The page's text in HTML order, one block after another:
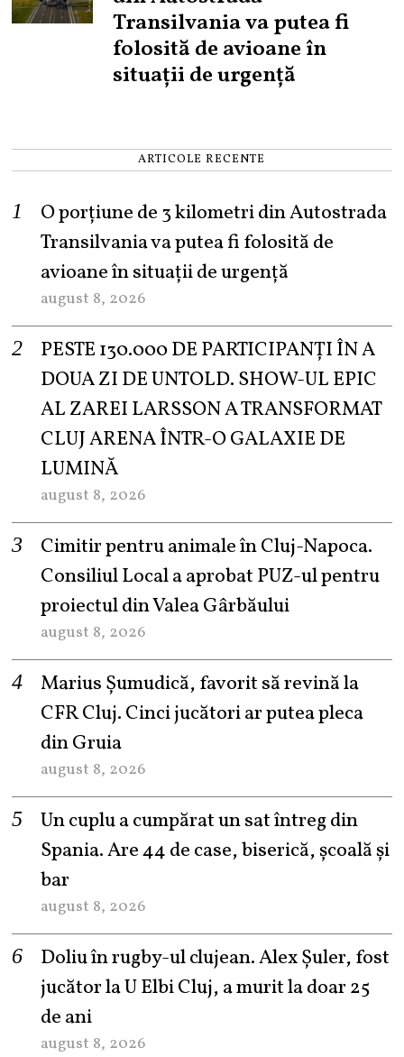
Transilvania va putea fi
folosită de avioane în
situații de urgență
ARTICOLE RECENTE
O porțiune de 3 kilometri din Autostrada
Transilvania va putea fi folosită de
avioane în situații de urgență
august 8, 2026
PESTE 130.000 DE PARTICIPANȚI ÎN A
DOUA ZI DE UNTOLD. SHOW-UL EPIC
AL ZAREI LARSSON A TRANSFORMAT
CLUJ ARENA ÎNTR-O GALAXIE DE
LUMINĂ
august 8, 2026
Cimitir pentru animale în Cluj-Napoca.
Consiliul Local a aprobat PUZ-ul pentru
proiectul din Valea Gârbăului
august 8, 2026
Marius Șumudică, favorit să revină la
CFR Cluj. Cinci jucători ar putea pleca
din Gruia
august 8, 2026
Un cuplu a cumpărat un sat întreg din
Spania. Are 44 de case, biserică, școală și
bar
august 8, 2026
Doliu în rugby-ul clujean. Alex Șuler, fost
jucător la U Elbi Cluj, a murit la doar 25
de ani
august 8, 2026